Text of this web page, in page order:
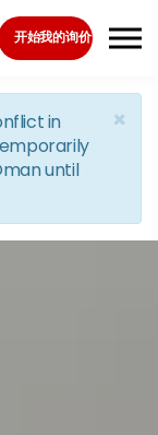
开始我的询价
×
in
until